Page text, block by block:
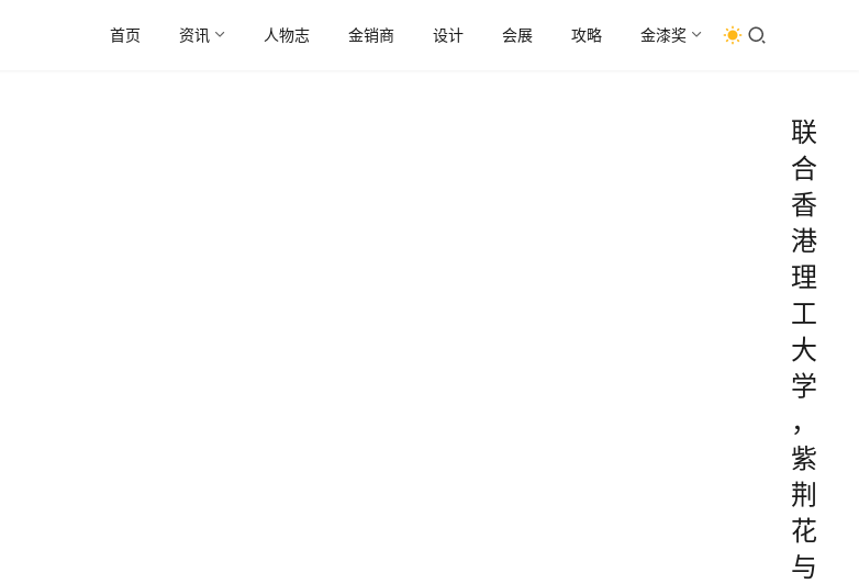
首页 资讯 人物志 金销商 设计 会展 攻略 金漆奖
联
合
香
港
理
工
大
学
，
紫
荆
花
与